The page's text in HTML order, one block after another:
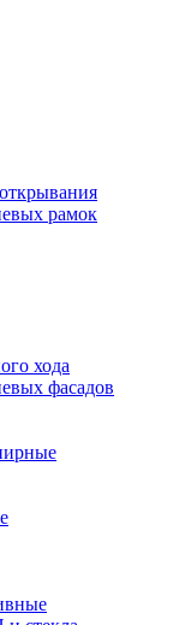
рамок
хода
фасадов